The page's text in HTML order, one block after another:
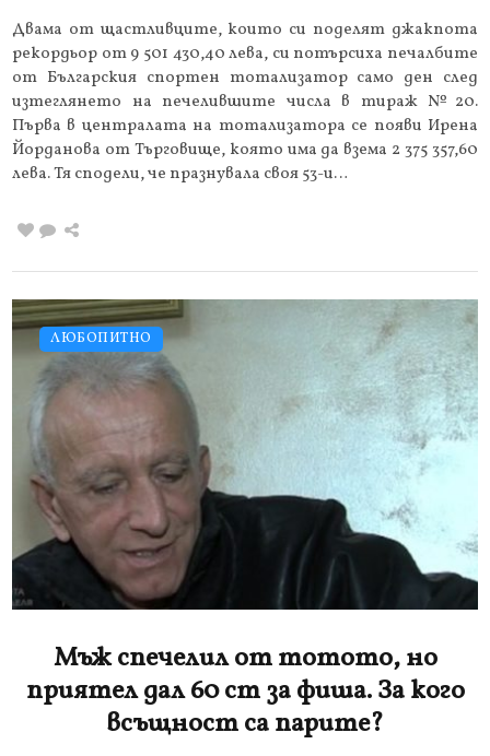
Двама от щастливците, които си поделят джакпота
рекордьор от 9 501 430,40 лева, си потърсиха печалбите
от Българския спортен тотализатор само ден след
изтеглянето на печелившите числа в тираж №20.
Първа в централата на тотализатора се появи Ирена
Йорданова от Търговище, която има да взема 2 375 357,60
лева. Тя сподели, че празнувала своя 53-и…
ЛЮБОПИТНО
Мъж спечелил от тотото, но
приятел дал 60 ст за фиша. За кого
всъщност са парите?